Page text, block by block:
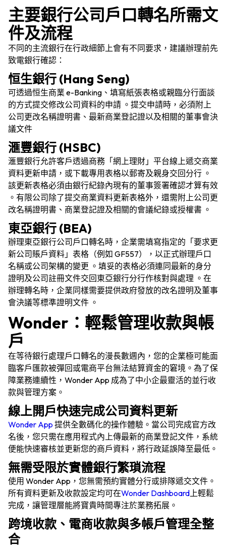
產品
行業
主要銀行公司戶口轉名所需文
件及流程
不同的主流銀行在行政細節上會有不同要求，建議辦理前先
致電銀行確認：
恒生銀行 (Hang Seng)
可透過恒生商業 e-Banking、填寫紙張表格或親臨分行面談
的方式提交修改公司資料的申請 。提交申請時，必須附上
公司更改名稱證明書、最新商業登記證以及相關的董事會決
議文件
滙豐銀行 (HSBC)
滙豐銀行允許客戶透過商務「網上理財」平台線上遞交商業
資料更新申請，或下載專用表格以郵寄及親身交回分行 。
該更新表格必須由銀行紀錄內現有的董事簽署確認才算有效
。有限公司除了提交商業資料更新表格外，還需附上公司更
改名稱證明書、商業登記證及相關的會議紀錄或授權書 。
東亞銀行 (BEA)
辦理東亞銀行公司戶口轉名時，企業需填寫指定的「要求更
新公司賬戶資料」表格（例如 GF557），以正式辦理戶口
名稱或公司架構的變更 。填妥的表格必須連同最新的身分
證明及公司註冊文件交回東亞銀行分行作核對與處理 。在
辦理轉名時，企業同樣需要提供政府發放的改名證明及董事
會決議等標準證明文件 。
Wonder：輕鬆管理收款與帳
戶
在等待銀行處理戶口轉名的漫長數週內，您的企業極可能面
臨客戶匯款被彈回或電商平台無法結算資金的窘境。為了保
障業務連續性，Wonder App 成為了中小企最靈活的並行收
款與管理方案。
線上開戶快速完成公司資料更新
Wonder App 提供全數碼化的操作體驗。當公司完成官方改
名後，您只需在應用程式內上傳最新的商業登記文件，系統
便能快速審核並更新您的商戶資料，將行政延誤降至最低。
無需受限於實體銀行繁瑣流程
使用 Wonder App，您無需預約實體分行或排隊遞交文件。
所有資料更新及收款設定均可在Wonder Dashboard 上輕鬆
完成，讓管理層能將寶貴時間專注於業務拓展。
跨境收款、電商收款與多帳戶管理全整
合